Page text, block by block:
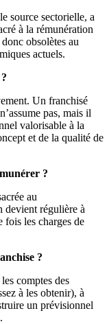
source sectorielle, a
à la rémunération
obsolètes au
actuels.
Un franchisé
pas, mais il
valorisable à la
et de la qualité de
?
au
devient régulière à
fois les charges de
?
comptes des
à les obtenir), à
un prévisionnel